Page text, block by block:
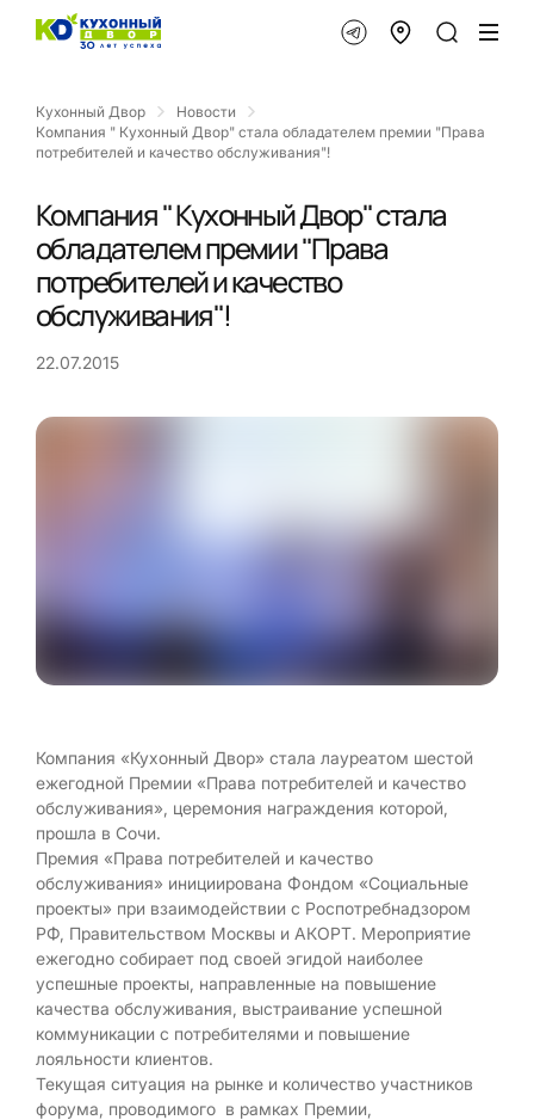
Кухонный Двор
Новости
Компания " Кухонный Двор" стала обладателем премии "Права
потребителей и качество обслуживания"!
Компания " Кухонный Двор" стала
обладателем премии "Права
потребителей и качество
обслуживания"!
22.07.2015
Компания «Кухонный Двор» стала лауреатом шестой
ежегодной Премии «Права потребителей и качество
обслуживания», церемония награждения которой,
прошла в Сочи.
Премия «Права потребителей и качество
обслуживания» инициирована Фондом «Социальные
проекты» при взаимодействии с Роспотребнадзором
РФ, Правительством Москвы и АКОРТ. Мероприятие
ежегодно собирает под своей эгидой наиболее
успешные проекты, направленные на повышение
качества обслуживания, выстраивание успешной
коммуникации с потребителями и повышение
лояльности клиентов.
Текущая ситуация на рынке и количество участников
форума, проводимого в рамках Премии,